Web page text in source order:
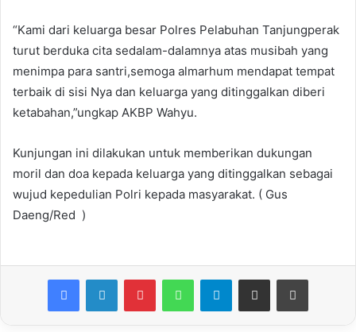
“Kami dari keluarga besar Polres Pelabuhan Tanjungperak
turut berduka cita sedalam-dalamnya atas musibah yang
menimpa para santri,semoga almarhum mendapat tempat
terbaik di sisi Nya dan keluarga yang ditinggalkan diberi
ketabahan,”ungkap AKBP Wahyu.
Kunjungan ini dilakukan untuk memberikan dukungan
moril dan doa kepada keluarga yang ditinggalkan sebagai
wujud kepedulian Polri kepada masyarakat. ( Gus
Daeng/Red )
Telegram